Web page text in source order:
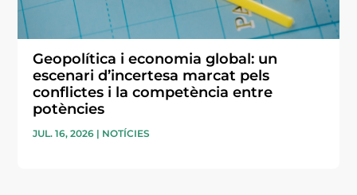
Geopolítica i economia global: un
escenari d’incertesa marcat pels
conflictes i la competència entre
potències
JUL. 16, 2026 | NOTÍCIES